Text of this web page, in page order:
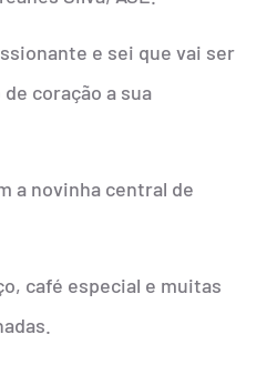
e sei que vai ser
coração a sua
a novinha central de
café especial e muitas